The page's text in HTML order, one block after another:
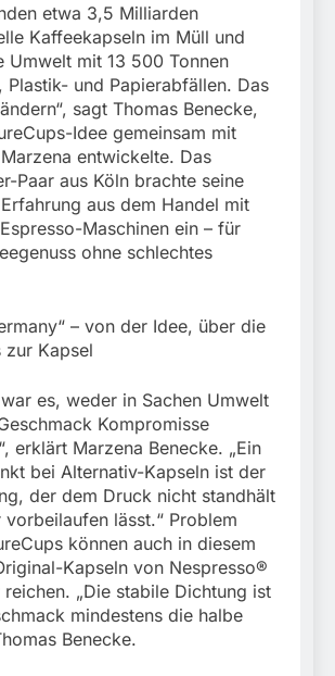
etwa 3,5 Milliarden
Kaffeekapseln im Müll und
Umwelt mit 13 500 Tonnen
Plastik- und Papierabfällen. Das
sagt Thomas Benecke,
Idee gemeinsam mit
entwickelte. Das
Paar aus Köln brachte seine
aus dem Handel mit
Maschinen ein – für
ohne schlechtes
– von der Idee, über die
zur Kapsel
es, weder in Sachen Umwelt
Kompromisse
erklärt Marzena Benecke. „Ein
bei Alternativ-Kapseln ist der
der dem Druck nicht standhält
vorbeilaufen lässt.“ Problem
können auch in diesem
Kapseln von Nespresso®
reichen. „Die stabile Dichtung ist
mindestens die halbe
Benecke.